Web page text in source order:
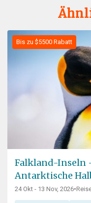
Bis zu $5500 Rabatt
Falkland-Inseln
Antarktische
24 Okt - 13 Nov, 2026•